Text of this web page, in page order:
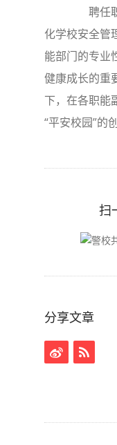
聘任职
化学校安全管
能部门的专业
健康成长的重
下，在各职能
“平安校园”的
扫
分享文章